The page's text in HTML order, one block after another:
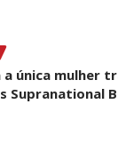
a única mulher
Supranational